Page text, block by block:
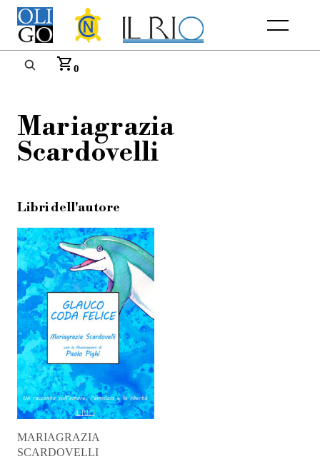
Menu
0
Mariagrazia
Scardovelli
Libri dell'autore
MARIAGRAZIA
SCARDOVELLI